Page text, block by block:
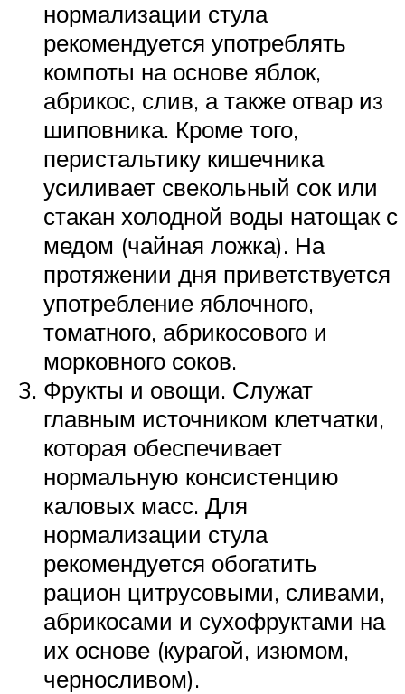
нормализации стула
рекомендуется употреблять
компоты на основе яблок,
абрикос, слив, а также отвар из
шиповника. Кроме того,
перистальтику кишечника
усиливает свекольный сок или
стакан холодной воды натощак с
медом (чайная ложка). На
протяжении дня приветствуется
употребление яблочного,
томатного, абрикосового и
морковного соков.
Фрукты и овощи. Служат
главным источником клетчатки,
которая обеспечивает
нормальную консистенцию
каловых масс. Для
нормализации стула
рекомендуется обогатить
рацион цитрусовыми, сливами,
абрикосами и сухофруктами на
их основе (курагой, изюмом,
черносливом).